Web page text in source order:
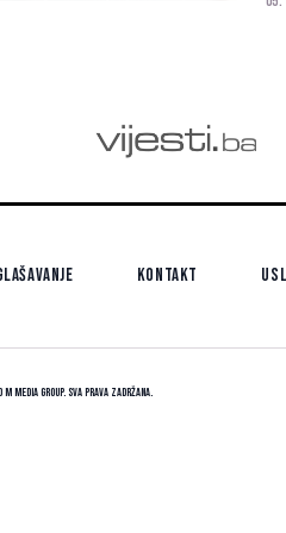
Kontakt
Media Group.Sva prava zadržana.